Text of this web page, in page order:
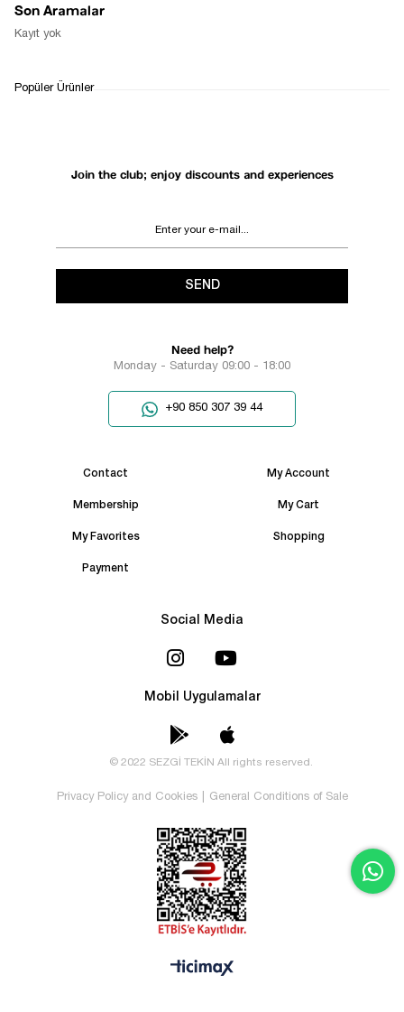
Notify Me When Available
RETURN AND EXCHANGE
Join the club; enjoy discounts and experiences
SEND
Need help?
Monday - Saturday 09:00 - 18:00
+90 850 307 39 44
Contact My Account
Membership My Cart
My Favorites Shopping
Payment
Social Media
Mobil Uygulamalar
© 2022 SEZGİ TEKİN All rights reserved.
Privacy Policy and Cookies General Conditions of Sale
Son Aramalar
Kayıt yok
Popüler Ürünler